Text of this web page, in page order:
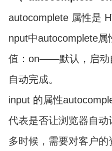
autocomplete 属性是
nput中autocomplete
值：on——默认，启
自动完成。
input 的属性
代表是否让浏览器自
多时候，需要对客户的